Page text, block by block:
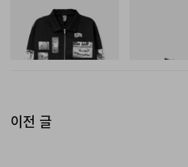
Billionaire Boys Club X Initial
D Cotton Jacket
쇼핑하기
이전 글